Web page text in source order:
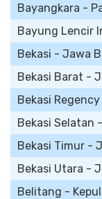
Bayangkara -
Bayung Lencir
Bekasi - Jawa
Bekasi Barat -
Bekasi
Bekasi Selatan
Bekasi Timur -
Bekasi Utara -
Belitang -